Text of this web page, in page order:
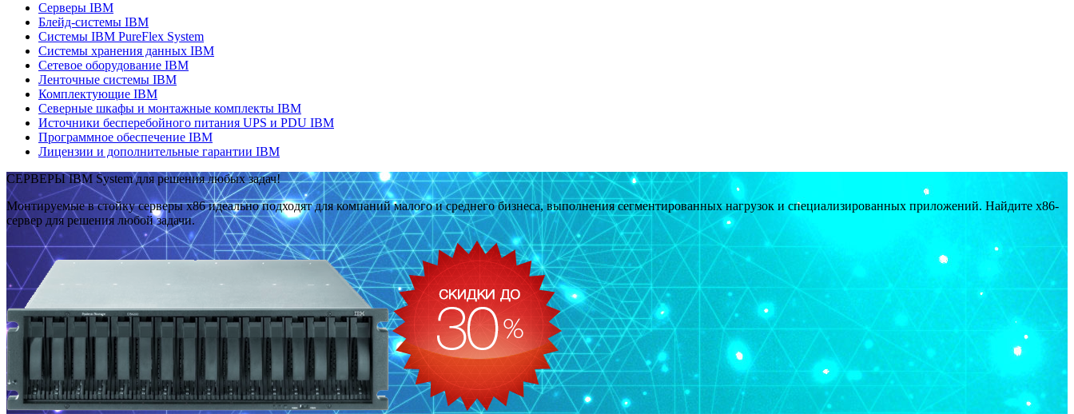
Серверы IBM
Блейд-системы IBM
Системы IBM PureFlex System
Системы хранения данных IBM
Сетевое оборудование IBM
Ленточные системы IBM
Комплектующие IBM
Северные шкафы и монтажные комплекты IBM
Источники бесперебойного питания UPS и PDU IBM
Программное обеспечение IBM
Лицензии и дополнительные гарантии IBM
СЕРВЕРЫ IBM System для решения любых задач!
Монтируемые в стойку серверы x86 идеально подходят для компаний малого и среднего бизнеса, выполнения сегментированных нагрузок и специализированных приложений. Найдите x86-
сервер для решения любой задачи.